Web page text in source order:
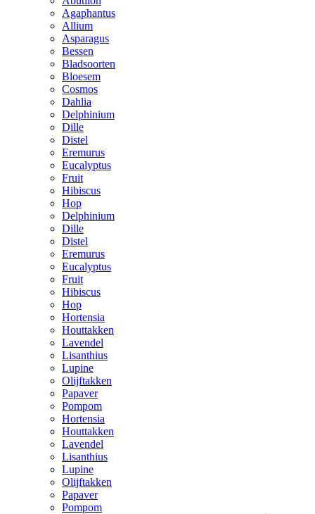
Agaphantus
Allium
Asparagus
Bessen
Bladsoorten
Bloesem
Cosmos
Dahlia
Delphinium
Dille
Distel
Eremurus
Eucalyptus
Fruit
Hibiscus
Hop
Delphinium
Dille
Distel
Eremurus
Eucalyptus
Fruit
Hibiscus
Hop
Hortensia
Houttakken
Lavendel
Lisanthius
Lupine
Olijftakken
Papaver
Pompom
Hortensia
Houttakken
Lavendel
Lisanthius
Lupine
Olijftakken
Papaver
Pompom